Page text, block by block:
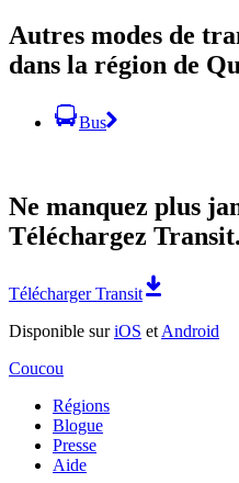
Autres modes de
dans la région de
Bus
Ne manquez plus
Téléchargez Transit.
Télécharger Transit
Disponible suriOS et Android
Coucou
Régions
Blogue
Presse
Aide